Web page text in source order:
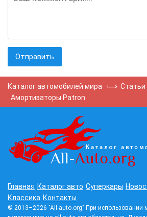
Каталог автомобилей мира ⟾ Статьи
Амортизаторы Patron
Главная Каталог авто Суперкары
Классика Контакты
© 2013–2026 "All-auto.org" При использовании